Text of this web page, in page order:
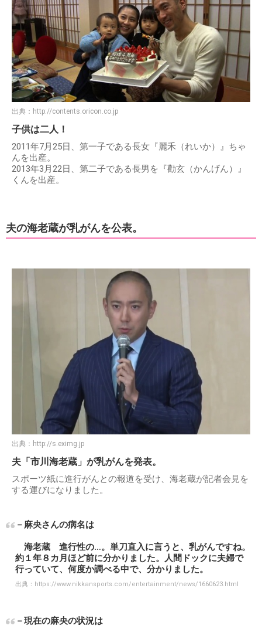
出典： http://contents.oricon.co.jp
子供は二人！
2011年7月25日、第一子である長女『麗禾（れいか）』ちゃ
んを出産。
2013年3月22日、第二子である長男を『勸玄（かんげん）』
くんを出産。
夫の海老蔵が乳がんを公表。
出典： http://s.eximg.jp
夫「市川海老蔵」が乳がんを発表。
スポーツ紙に進行がんとの報道を受け、海老蔵が記者会見を
する運びになりました。
－麻央さんの病名は
海老蔵 進行性の…。単刀直入に言うと、乳がんですね。
約１年８カ月ほど前に分かりました。人間ドックに夫婦で
行っていて、何度か調べる中で、分かりました。
出典： https://www.nikkansports.com/entertainment/news/1660623.html
－現在の麻央の状況は